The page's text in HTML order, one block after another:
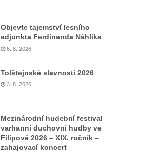
Objevte tajemství lesního
adjunkta Ferdinanda Náhlíka
6. 8. 2026
Tolštejnské slavnosti 2026
3. 8. 2026
Mezinárodní hudební festival
varhanní duchovní hudby ve
Filipově 2026 – XIX. ročník –
zahajovací koncert